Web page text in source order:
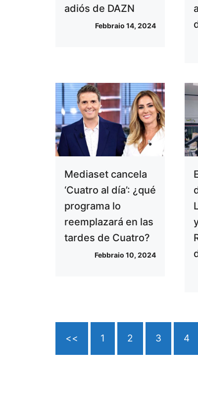
adiós de DAZN
Febbraio 14, 2024
Mediaset cancela
‘Cuatro al día’: ¿qué
programa lo
reemplazará en las
tardes de Cuatro?
Febbraio 10, 2024
<< 1 2 3 4